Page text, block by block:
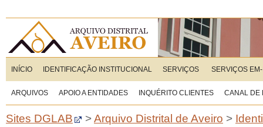
INÍCIO IDENTIFICAÇÃO INSTITUCIONAL SERVIÇOS SERVIÇOS
ARQUIVOS APOIO A ENTIDADES INQUÉRITO CLIENTES CANAL DE
Sites DGLAB >Arquivo Distrital de Aveiro >